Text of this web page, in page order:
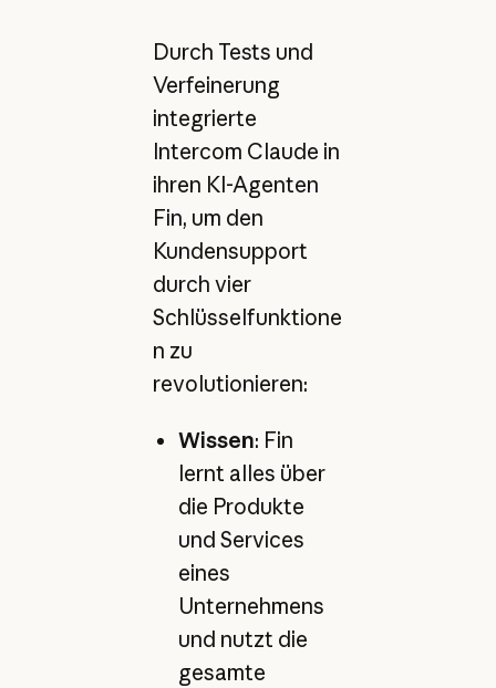
Durch Tests und
Verfeinerung
integrierte
Intercom Claude in
ihren KI-Agenten
Fin, um den
Kundensupport
durch vier
Schlüsselfunktione
n zu
revolutionieren:
Wissen: Fin
lernt alles über
die Produkte
und Services
eines
Unternehmens
und nutzt die
gesamte